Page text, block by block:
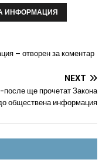
ИНФОРМАЦИЯ
– отворен за коментар
NEXT
ще прочетат Закона
обществена информация